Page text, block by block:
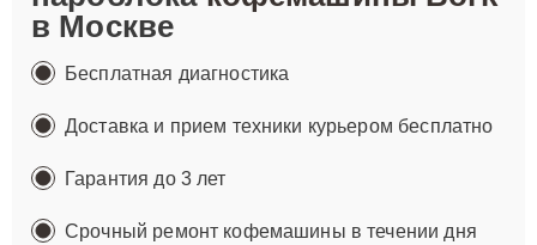
в Москве
Бесплатная диагностика
Доставка и прием техники курьером бесплатно
Гарантия до 3 лет
Срочный ремонт кофемашины в течении дня